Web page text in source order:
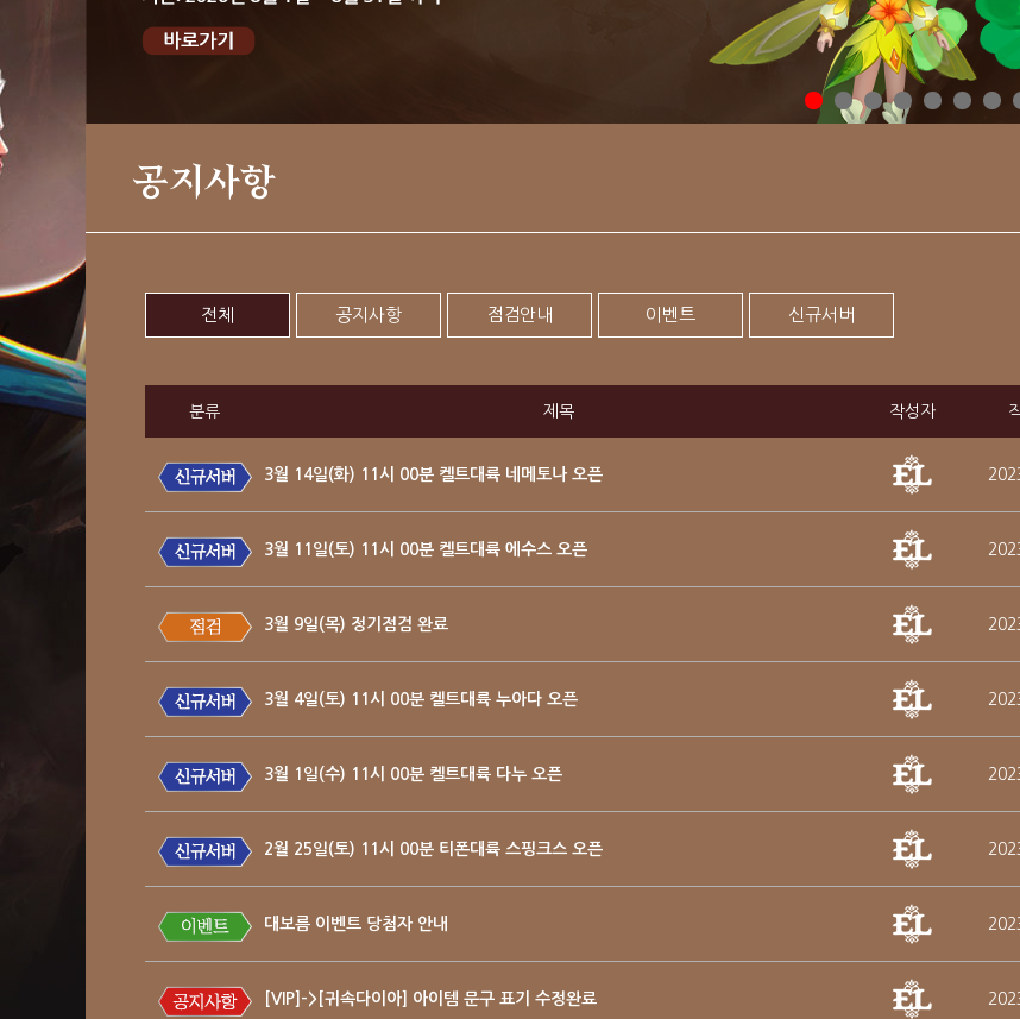
공지사항
전체 공지사항 점검안내 이벤트 신규서버
분류 제목 작성자
3월 14일(화) 11시 00분 켈트대륙 네메토나 오픈
3월 11일(토) 11시 00분 켈트대륙 에수스 오픈
3월 9일(목) 정기점검 완료
3월 4일(토) 11시 00분 켈트대륙 누아다 오픈
3월 1일(수) 11시 00분 켈트대륙 다누 오픈
2월 25일(토) 11시 00분 티폰대륙 스핑크스 오픈
대보름 이벤트 당첨자 안내
[VIP]->[귀속다이아] 아이템 문구 표기 수정완료